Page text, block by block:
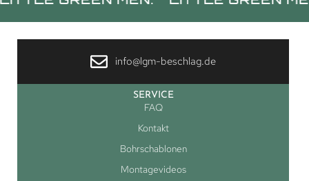
info@lgm-beschlag.de
SERVICE
FAQ
Kontakt
Bohrschablonen
Montagevideos